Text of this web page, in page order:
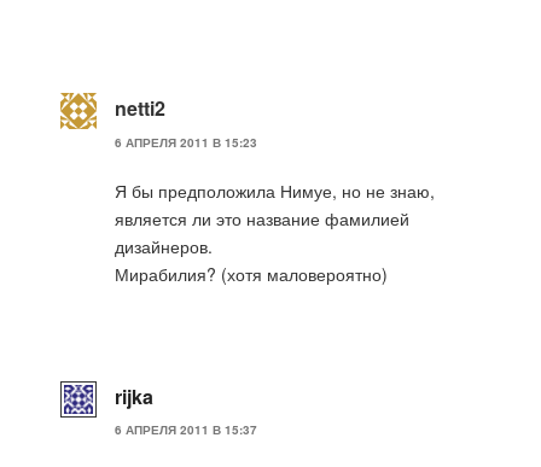
netti2
6 АПРЕЛЯ 2011 В 15:23
Я бы предположила Нимуе, но не знаю,
является ли это название фамилией
дизайнеров.
Мирабилия? (хотя маловероятно)
rijka
6 АПРЕЛЯ 2011 В 15:37